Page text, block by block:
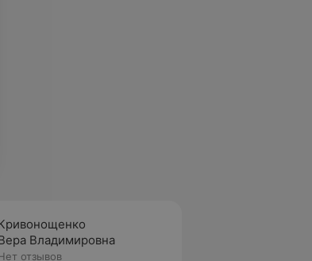
Владимировна
отзывов